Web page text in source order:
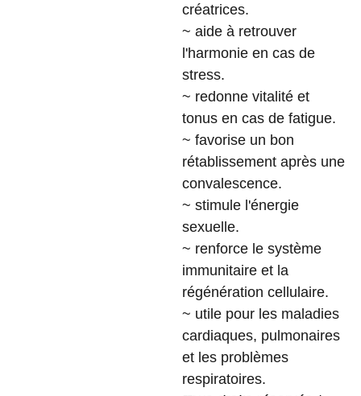
créatrices.
~ aide à retrouver
l'harmonie en cas de
stress.
~ redonne vitalité et
tonus en cas de fatigue.
~ favorise un bon
rétablissement après une
convalescence.
~ stimule l'énergie
sexuelle.
~ renforce le système
immunitaire et la
régénération cellulaire.
~ utile pour les maladies
cardiaques, pulmonaires
et les problèmes
respiratoires.